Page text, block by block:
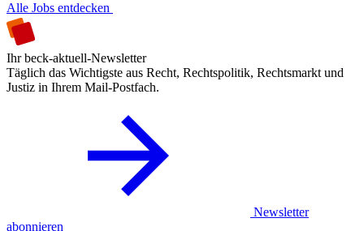
Alle Jobs entdecken
Ihr beck-aktuell-Newsletter
Täglich das Wichtigste aus Recht, Rechtspolitik, Rechtsmarkt und
Justiz in Ihrem Mail-Postfach.
Newsletter
abonnieren